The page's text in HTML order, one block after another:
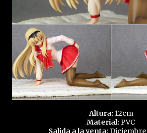
Altura: 12cm
Material: PVC
Salida a la venta: Diciembre